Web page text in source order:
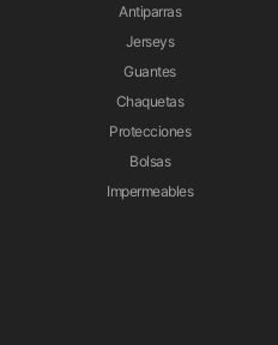
Antiparras
Jerseys
Guantes
Chaquetas
Protecciones
Bolsas
Impermeables